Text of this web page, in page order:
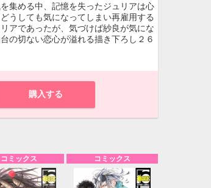
集める中、記憶を失ったジュリアは心
うしても気になってしまい再雇用する
アであったが、気づけば紗良が気にな
の切ない恋心が溢れる描き下ろし２６
購入する
コミックス コミックス